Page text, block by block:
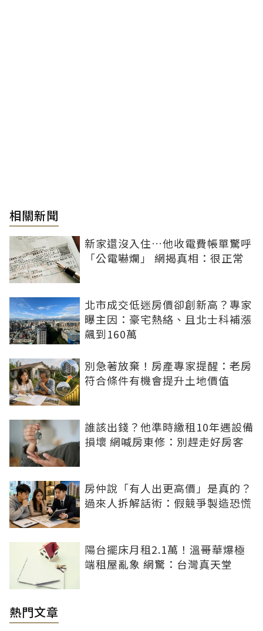
相關新聞
新家還沒入住…他收電費帳單驚呼
「公電嚇爛」 網揭真相：很正常
北市成交低迷房價卻創新高？專家
曝主因：豪宅熱絡、且北士科補漲
飆到160萬
別急著放棄！房產專家提醒：老房
符合條件有機會提升土地價值
誰該出錢？他準時繳租10年遇設備
損壞 網喊房東修：別趕走好房客
房仲說「有人出更高價」是真的？
過來人拆解話術：假競爭製造恐慌
陽台擺床月租2.1萬！溫哥華爆極
端租屋亂象 網驚：台灣真天堂
熱門文章